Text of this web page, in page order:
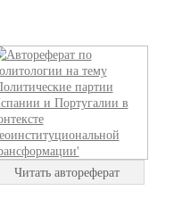
Читать автореферат